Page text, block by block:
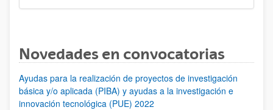
Novedades en convocatorias
Ayudas para la realización de proyectos de investigación
básica y/o aplicada (PIBA) y ayudas a la investigación e
innovación tecnológica (PUE) 2022